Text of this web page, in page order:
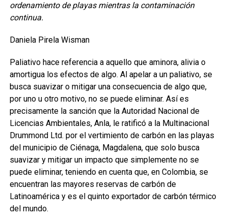
ordenamiento de playas mientras la contaminación
continua.
Daniela Pirela Wisman
Paliativo hace referencia a aquello que aminora, alivia o
amortigua los efectos de algo. Al apelar a un paliativo, se
busca suavizar o mitigar una consecuencia de algo que,
por uno u otro motivo, no se puede eliminar. Así es
precisamente la sanción que la Autoridad Nacional de
Licencias Ambientales, Anla, le ratificó a la Multinacional
Drummond Ltd. por el vertimiento de carbón en las playas
del municipio de Ciénaga, Magdalena, que solo busca
suavizar y mitigar un impacto que simplemente no se
puede eliminar, teniendo en cuenta que, en Colombia, se
encuentran las mayores reservas de carbón de
Latinoamérica y es el quinto exportador de carbón térmico
del mundo.